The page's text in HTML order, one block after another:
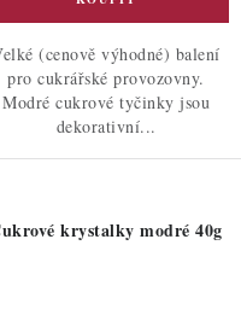
(cenově výhodné) balení
pro cukrářské provozovny.
Modré cukrové tyčinky jsou
dekorativní...
krystalky modré 40g